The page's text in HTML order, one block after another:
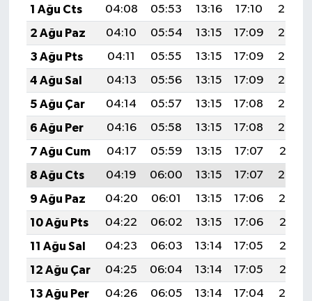
1 Ağu Cts
04:08 05:53 13:16 17:10
20:28
2 Ağu Paz
04:10 05:54 13:15 17:09
20:27
3 Ağu Pts
04:11 05:55 13:15 17:09
20:26
4 Ağu Sal
04:13 05:56 13:15 17:09
20:25
5 Ağu Çar
04:14 05:57 13:15 17:08
20:24
6 Ağu Per
04:16 05:58 13:15 17:08
20:23
7 Ağu Cum
04:17 05:59 13:15 17:07
20:21
8 Ağu Cts
04:19 06:00 13:15 17:07
20:20
9 Ağu Paz
04:20 06:01 13:15 17:06
20:19
10 Ağu Pts
04:22 06:02 13:15 17:06
20:18
11 Ağu Sal
04:23 06:03 13:14 17:05
20:16
12 Ağu Çar
04:25 06:04 13:14 17:05
20:15
13 Ağu Per
04:26 06:05 13:14 17:04
20:14